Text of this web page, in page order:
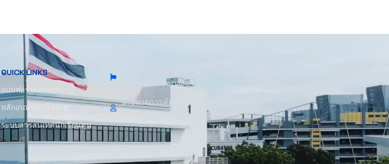
QUICK LINKS
แบบฟอร์มเอกสาร
หลักเกณฑ์ค่าใช้จ่าย
ระบบสารสนเทศนักเรียนทุน
(Terms of Service)
นโยบายการคุ้มครองข้อมูลส่วนบุคคล
(Personal Data Protection Policy)